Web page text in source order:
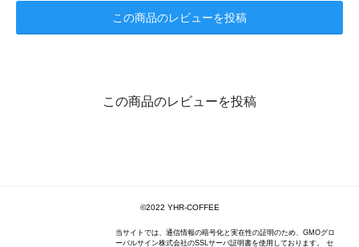
この商品のレビューを投稿
この商品のレビューを投稿
©️2022 YHR-COFFEE
当サイトでは、通信情報の暗号化と実在性の証明のため、GMOグロ
ーバルサイン株式会社のSSLサーバ証明書を使用しております。 セ